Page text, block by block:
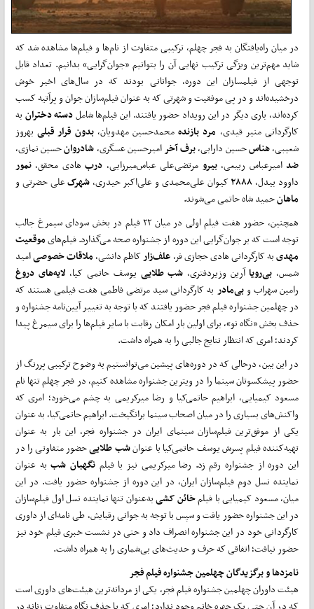
در میان راه‌یافتگان به فجر چهلم، ترکیبی متفاوت از نام‌ها و فیلم‌ها مشاهده شد که
شاید مهم‌ترین ویژگی ترکیب نهایی آن را بتوانیم «جوان‌گرایی» بدانیم. تعداد قابل
توجهی از فیلمسازان این دوره، جوانانی بودند که در سال‌های اخیر خوش
درخشیده‌اند و در پی موفقیت و شهرتی که به عنوان فیلم‌سازان جوان و پرآتیه کسب
کرده‌اند، باری دیگر در این رویداد حضور یافتند. این فیلم‌ها شاملدستهدخترانبه
کارگردانی منیر قیدی، مرد بازندهمحمدحسین مهدویان، بدون قرار قبلیبهروز
شعیبی،هناسحسین دارابی،برفآخرامیرحسین عسگری،شادروانحسین نمازی،
ضدامیرعباس ربیعی، بیرومرتضی‌علی عباس‌میرزایی، دربهادی محقق، نمور
داوود بیدل،۲۸۸۸کیوان علی‌محمدی و علی‌اکبر حیدری،شهرکعلی حضرتی و
ماهانحمید شاه حاتمی می‌شوند.
همچنین، حضور هفت فیلم اولی در میان ۲۲ فیلم در بخش سودای سیمرغ جالب
توجه است که بر جوان‌گرایی این دوره از جشنواره صحه می‌گذارد. فیلم‌هایموقعیت
مهدیبه کارگردانی هادی حجازی فر،علف‌زارکاظم دانشی،ملاقاتخصوصیامید
شمس، بی‌رویاآرین وزیردفتری، شب طلایییوسف حاتمی کیا، لایه‌های دروغ
رامین سهراب و بی‌مادربه کارگردانی سید مرتضی فاطمی هفت فیلمی هستند که
در چهلمین جشنواره فیلم فجر حضور یافتند که با توجه به تغییر آیین‌نامه جشنواره و
حذف بخش «نگاه نو»، برای اولین بار امکان رقابت با سایر فیلم‌ها را برای سیمرغ پیدا
کردند؛ امری که انتظار نتایج جالبی را به همراه داشت.
در این بین، درحالی که در دوره‌های پیشین می‌‌توانستیم به وضوح ترکیبی پررنگ از
حضور پیشکسوتان سینما را در ویترین جشنواره مشاهده کنیم، در فجر چهلم تنها نام
مسعود کیمیایی، ابراهیم حاتمی‌کیا و رضا میرکریمی به چشم می‌خورد؛ امری که
واکنش‌های بسیاری را در میان اصحاب سینما برانگیخت. ابراهیم حاتمی‌کیا، به عنوان
یکی از موفق‌ترین فیلم‌سازان سینمای ایران در جشنواره فجر، این بار به عنوان
تهیه‌کننده فیلم پسرش یوسف حاتمی‌کیا با عنوانشبطلاییحضور متفاوتی را در
این دوره از جشنواره رقم زد. رضا میرکریمی نیز با فیلم نگهبان شببه عنوان
نماینده نسل دوم فیلم‌سازان ایران، در این دوره از جشنواره حضور یافت. در این
میان، مسعود کیمیایی با فیلمخائنکشیبه‌عنوان تنها نماینده نسل اول فیلم‌سازان
در این جشنواره حضور یافت و سپس با توجه به جوانی رقبایش، طی نامه‌ای از داوری
کارگردانی خود در این جشنواره انصراف داد و حتی در نشست خبری فیلم خود نیز
حضور نیافت؛ اتفاقی که حرف و حدیث‌های بی‌شماری را به همراه داشت.
نامزدها و برگزیدگان چهلمین جشنواره فیلم فجر
هیئت داوران چهلمین جشنواره فیلم فجر، یکی از مردانه‌ترین هیئت‌‌های داوری است
که در آن حتی یک چهره خانم وجود ندارد؛ امری که با حذف نگاه متفاوت زنانه در